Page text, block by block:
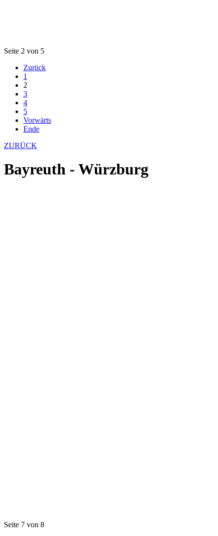
Seite 2 von 5
Zurück
1
2
3
4
5
Vorwärts
Ende
ZURÜCK
Bayreuth - Würzburg
Seite 7 von 8